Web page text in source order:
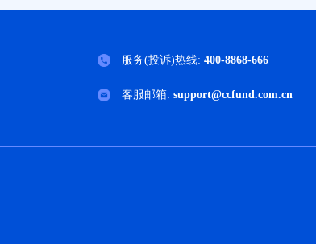
服务(投诉)热线: 400-8868-666
客服邮箱: support@ccfund.com.cn